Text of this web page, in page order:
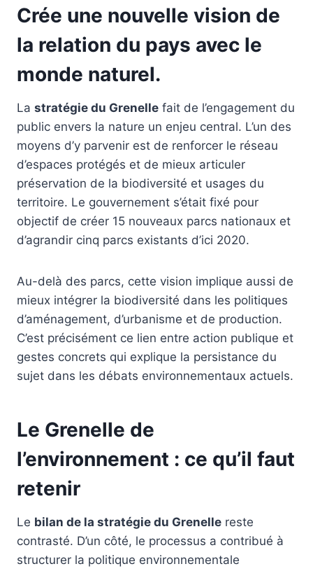
Crée une nouvelle vision de
la relation du pays avec le
monde naturel.
La stratégie du Grenelle fait de l’engagement du
public envers la nature un enjeu central. L’un des
moyens d’y parvenir est de renforcer le réseau
d’espaces protégés et de mieux articuler
préservation de la biodiversité et usages du
territoire. Le gouvernement s’était fixé pour
objectif de créer 15 nouveaux parcs nationaux et
d’agrandir cinq parcs existants d’ici 2020.
Au-delà des parcs, cette vision implique aussi de
mieux intégrer la biodiversité dans les politiques
d’aménagement, d’urbanisme et de production.
C’est précisément ce lien entre action publique et
gestes concrets qui explique la persistance du
sujet dans les débats environnementaux actuels.
Le Grenelle de
l’environnement : ce qu’il faut
retenir
Le bilan de la stratégie du Grenelle reste
contrasté. D’un côté, le processus a contribué à
structurer la politique environnementale